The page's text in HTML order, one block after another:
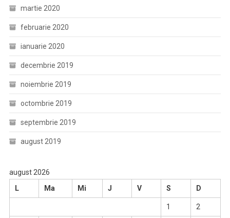
martie 2020
februarie 2020
ianuarie 2020
decembrie 2019
noiembrie 2019
octombrie 2019
septembrie 2019
august 2019
august 2026
L
Ma Mi J V S D
1 2